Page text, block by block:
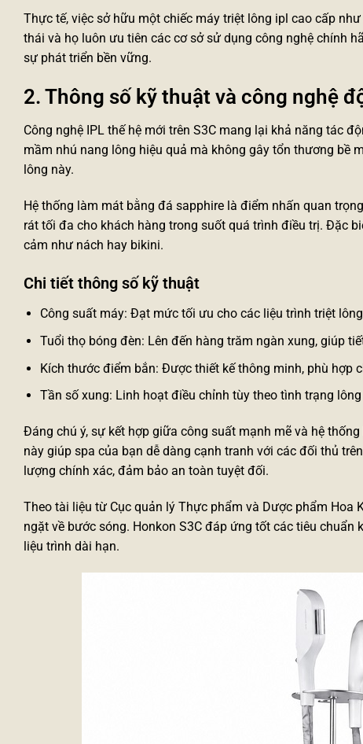
Thực tế, việc sở hữu một chiếc máy triệt lông ipl cao cấp
thái và họ luôn ưu tiên các cơ sở sử dụng công nghệ chính
sự phát triển bền vững.
2. Thông số kỹ thuật và công nghệ
Công nghệ IPL thế hệ mới trên S3C mang lại khả năng tác
mầm nhú nang lông hiệu quả mà không gây tổn thương bề
lông này.
Hệ thống làm mát bằng đá sapphire là điểm nhấn quan
rát tối đa cho khách hàng trong suốt quá trình điều trị. Đặc
cảm như nách hay bikini.
Chi tiết thông số kỹ thuật
Công suất máy: Đạt mức tối ưu cho các liệu trình triệt
Tuổi thọ bóng đèn: Lên đến hàng trăm ngàn xung, giúp
Kích thước điểm bắn: Được thiết kế thông minh, phù hợp
Tần số xung: Linh hoạt điều chỉnh tùy theo tình trạng
Đáng chú ý, sự kết hợp giữa công suất mạnh mẽ và hệ
này giúp spa của bạn dễ dàng cạnh tranh với các đối thủ
lượng chính xác, đảm bảo an toàn tuyệt đối.
Theo tài liệu từ Cục quản lý Thực phẩm và Dược phẩm Hoa
ngặt về bước sóng. Honkon S3C đáp ứng tốt các tiêu
liệu trình dài hạn.